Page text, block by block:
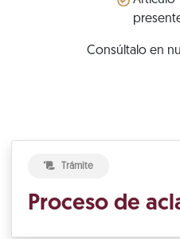
Consúltalo en
Trámite
Proceso de